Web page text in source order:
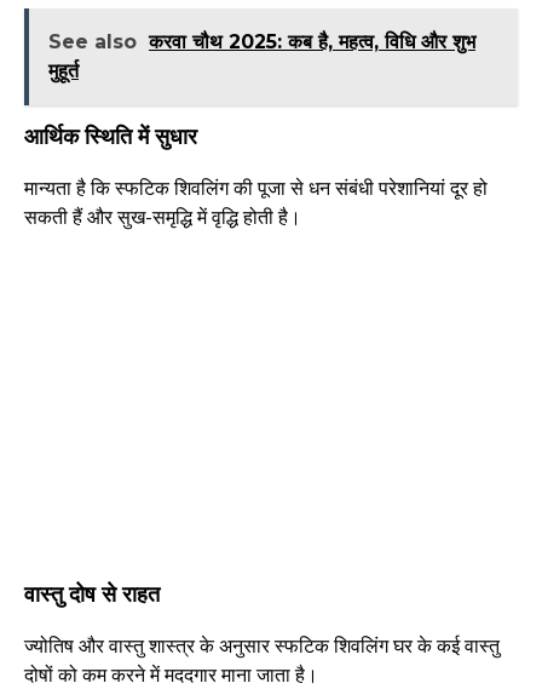
See also करवा चौथ 2025: कब है, महत्व, विधि और शुभ
मुहूर्त
आर्थिक स्थिति में सुधार
मान्यता है कि स्फटिक शिवलिंग की पूजा से धन संबंधी परेशानियां दूर हो
सकती हैं और सुख-समृद्धि में वृद्धि होती है।
वास्तु दोष से राहत
ज्योतिष और वास्तु शास्त्र के अनुसार स्फटिक शिवलिंग घर के कई वास्तु
दोषों को कम करने में मददगार माना जाता है।